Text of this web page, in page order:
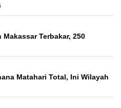
Terbakar, 250
Matahari Total, Ini Wilayah